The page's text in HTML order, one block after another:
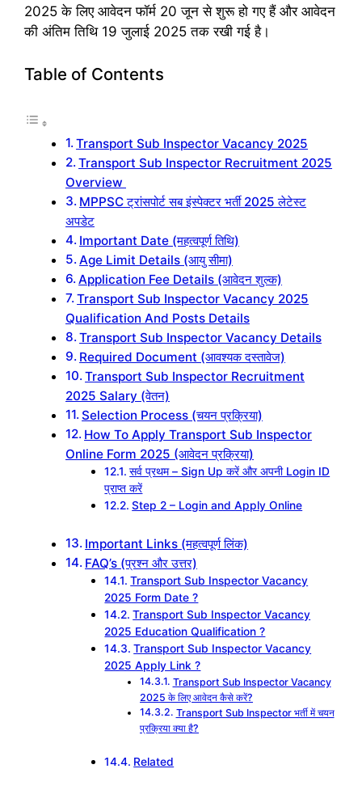
2025 के लिए आवेदन फॉर्म 20 जून से शुरू हो गए हैं और आवेदन
की अंतिम तिथि 19 जुलाई 2025 तक रखी गई है।
Table of Contents
Transport Sub Inspector Vacancy 2025
Transport Sub Inspector Recruitment 2025
Overview
MPPSC ट्रांसपोर्ट सब इंस्पेक्टर भर्ती 2025 लेटेस्ट
अपडेट
Important Date (महत्वपूर्ण तिथि)
Age Limit Details (आयु सीमा)
Application Fee Details (आवेदन शुल्क)
Transport Sub Inspector Vacancy 2025
Qualification And Posts Details
Transport Sub Inspector Vacancy Details
Required Document (आवश्यक दस्तावेज)
Transport Sub Inspector Recruitment
2025 Salary (वेतन)
Selection Process (चयन प्रक्रिया)
How To Apply Transport Sub Inspector
Online Form 2025 (आवेदन प्रक्रिया)
सर्व प्रथम – Sign Up करें और अपनी Login ID
प्राप्त करें
Step 2 – Login and Apply Online
Important Links (महत्वपूर्ण लिंक)
FAQ’s (प्रश्न और उत्तर)
Transport Sub Inspector Vacancy
2025 Form Date ?
Transport Sub Inspector Vacancy
2025 Education Qualification ?
Transport Sub Inspector Vacancy
2025 Apply Link ?
Transport Sub Inspector Vacancy
2025 के लिए आवेदन कैसे करें?
Transport Sub Inspector भर्ती में चयन
प्रक्रिया क्या है?
Related